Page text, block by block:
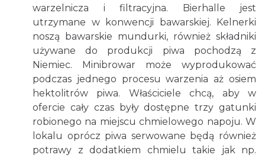
warzelnicza i filtracyjna. Bierhalle jest
utrzymane w konwencji bawarskiej. Kelnerki
noszą bawarskie mundurki, również składniki
używane do produkcji piwa pochodzą z
Niemiec. Minibrowar może wyprodukować
podczas jednego procesu warzenia aż osiem
hektolitrów piwa. Właściciele chcą, aby w
ofercie cały czas były dostępne trzy gatunki
robionego na miejscu chmielowego napoju. W
lokalu oprócz piwa serwowane będą również
potrawy z dodatkiem chmielu takie jak np.